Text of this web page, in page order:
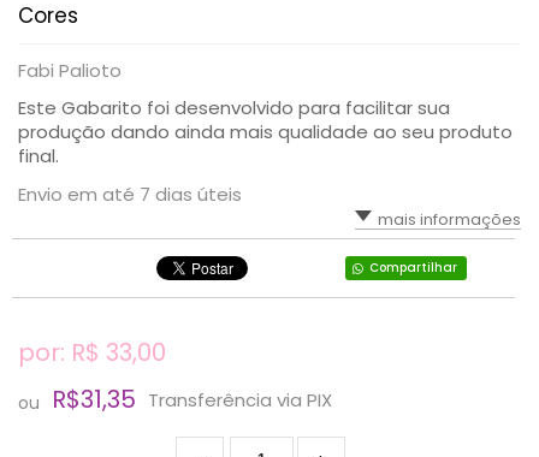
Cores
Fabi Palioto
Este Gabarito foi desenvolvido para facilitar sua
produção dando ainda mais qualidade ao seu produto
final.
Envio em até 7 dias úteis
mais informações
Compartilhar
por: R$ 33,00
ou R$31,35 Transferência via PIX